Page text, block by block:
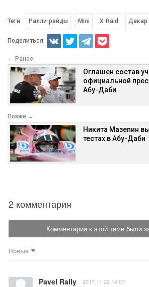
Теги: Ралли-рейды Mini X-Raid Дакар
Поделиться:
← Ранее
Оглашен состав
официальной
Абу-Даби
Позже →
Никита Мазепин
тестах в Абу-Даби
2 комментария
Комментарии к этой теме были
Новые
Pavel Rally 2017.11.22 14:07